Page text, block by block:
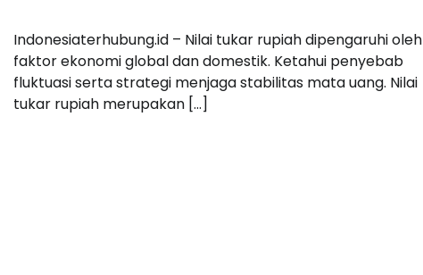
Indonesiaterhubung.id – Nilai tukar rupiah dipengaruhi oleh
faktor ekonomi global dan domestik. Ketahui penyebab
fluktuasi serta strategi menjaga stabilitas mata uang. Nilai
tukar rupiah merupakan […]